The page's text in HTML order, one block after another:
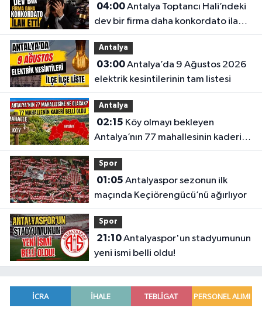
04:00Antalya Toptancı Hali’ndeki
dev bir firma daha konkordato ilan
etti
Antalya
03:00Antalya’da 9 Ağustos 2026
elektrik kesintilerinin tam listesi
Antalya
02:15
Antalya’nın 77 mahallesinin kaderi
belli oldu
Spor
01:05
maçında Keçiörengücü’nü ağırlıyor
Spor
21:10Antalyaspor'un stadyumunun
yeni ismi belli oldu!